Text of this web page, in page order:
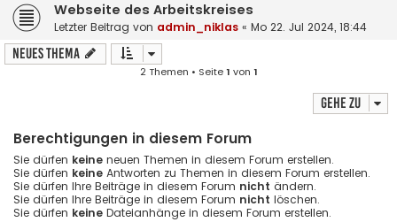
Webseite des Arbeitskreises
Letzter Beitrag von admin_niklas « Mo 22. Jul 2024, 18:44
Neues Thema
2 Themen • Seite1 von 1
Gehe zu
Berechtigungen in diesem Forum
Sie dürfen keine neuen Themen in diesem Forum erstellen.
Sie dürfen keine Antworten zu Themen in diesem Forum erstellen.
Sie dürfen Ihre Beiträge in diesem Forum nicht ändern.
Sie dürfen Ihre Beiträge in diesem Forum nicht löschen.
Sie dürfen keine Dateianhänge in diesem Forum erstellen.